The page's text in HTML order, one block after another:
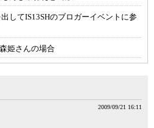
してIS13SHのブロガーイベントに参
姫さんの場合
2009/09/21 16:11